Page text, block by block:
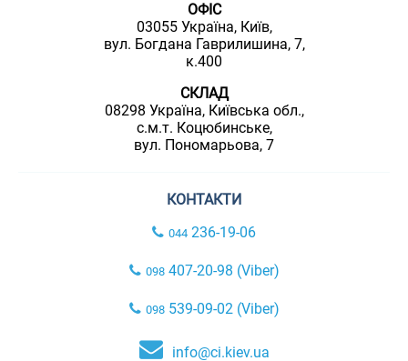
ОФІС
03055 Україна, Київ,
вул. Богдана Гаврилишина, 7,
к.400
СКЛАД
08298 Україна, Київська обл.,
с.м.т. Коцюбинське,
вул. Пономарьова, 7
КОНТАКТИ
044 236-19-06
098407-20-98 (Viber)
098539-09-02 (Viber)
info@ci.kiev.ua